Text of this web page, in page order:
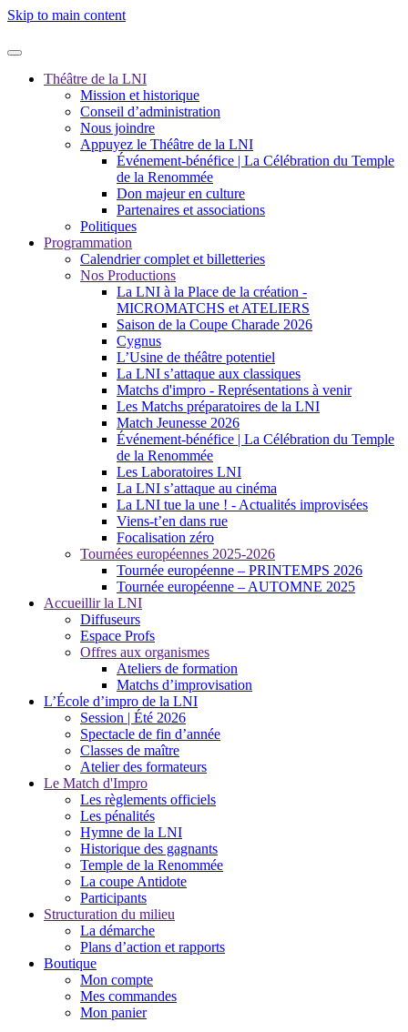
Skip to main content
Théâtre de la LNI
Mission et historique
Conseil d’administration
Nous joindre
Appuyez le Théâtre de la LNI
Événement-bénéfice | La Célébration du Temple
de la Renommée
Don majeur en culture
Partenaires et associations
Politiques
Programmation
Calendrier complet et billetteries
Nos Productions
La LNI à la Place de la création -
MICROMATCHS et ATELIERS
Saison de la Coupe Charade 2026
Cygnus
L’Usine de théâtre potentiel
La LNI s’attaque aux classiques
Matchs d'impro - Représentations à venir
Les Matchs préparatoires de la LNI
Match Jeunesse 2026
Événement-bénéfice | La Célébration du Temple
de la Renommée
Les Laboratoires LNI
La LNI s’attaque au cinéma
La LNI tue la une ! - Actualités improvisées
Viens-t’en dans rue
Focalisation zéro
Tournées européennes 2025-2026
Tournée européenne – PRINTEMPS 2026
Tournée européenne – AUTOMNE 2025
Accueillir la LNI
Diffuseurs
Espace Profs
Offres aux organismes
Ateliers de formation
Matchs d’improvisation
L’École d’impro de la LNI
Session | Été 2026
Spectacle de fin d’année
Classes de maître
Atelier des formateurs
Le Match d'Impro
Les règlements officiels
Les pénalités
Hymne de la LNI
Historique des gagnants
Temple de la Renommée
La coupe Antidote
Participants
Structuration du milieu
La démarche
Plans d’action et rapports
Boutique
Mon compte
Mes commandes
Mon panier